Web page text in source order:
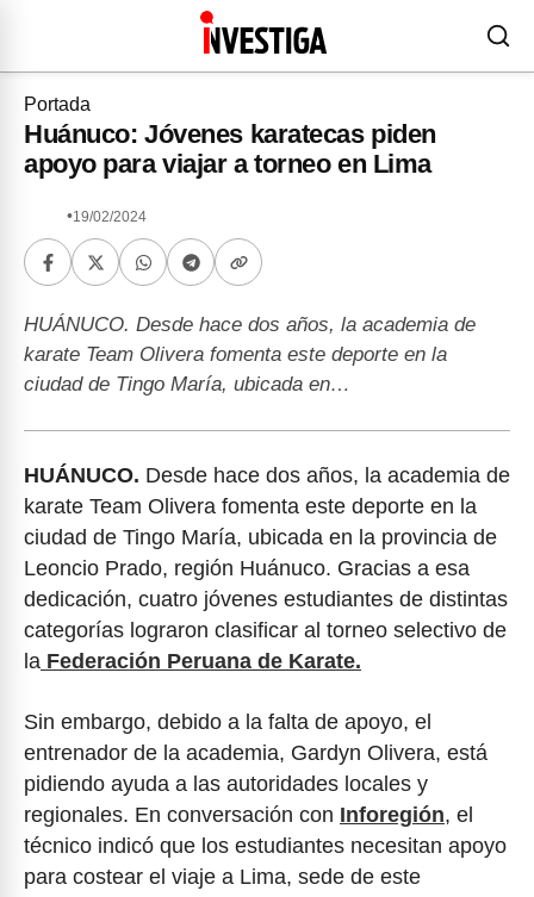
Portada
Huánuco: Jóvenes karatecas piden
apoyo para viajar a torneo en Lima
•19/02/2024
HUÁNUCO. Desde hace dos años, la academia de
karate Team Olivera fomenta este deporte en la
ciudad de Tingo María, ubicada en…
HUÁNUCO. Desde hace dos años, la academia de
karate Team Olivera fomenta este deporte en la
ciudad de Tingo María, ubicada en la provincia de
Leoncio Prado, región Huánuco. Gracias a esa
dedicación, cuatro jóvenes estudiantes de distintas
categorías lograron clasificar al torneo selectivo de
la Federación Peruana de Karate.
Sin embargo, debido a la falta de apoyo, el
entrenador de la academia, Gardyn Olivera, está
pidiendo ayuda a las autoridades locales y
regionales. En conversación con Inforegión, el
técnico indicó que los estudiantes necesitan apoyo
para costear el viaje a Lima, sede de este